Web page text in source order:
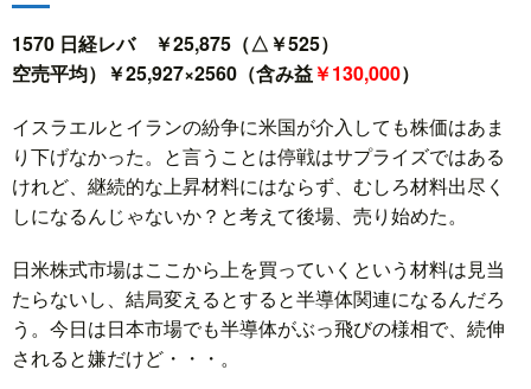
1570 日経レバ ￥25,875（△￥525）
空売平均）￥25,927×2560（含み益￥130,000）
イスラエルとイランの紛争に米国が介入しても株価はあま
り下げなかった。と言うことは停戦はサプライズではある
けれど、継続的な上昇材料にはならず、むしろ材料出尽く
しになるんじゃないか？と考えて後場、売り始めた。
日米株式市場はここから上を買っていくという材料は見当
たらないし、結局変えるとすると半導体関連になるんだろ
う。今日は日本市場でも半導体がぶっ飛びの様相で、続伸
されると嫌だけど・・・。